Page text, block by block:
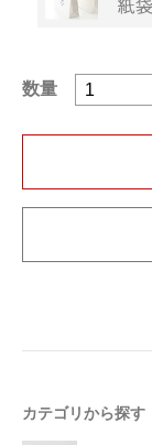
数量
カテゴリから探す